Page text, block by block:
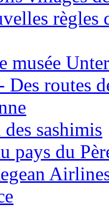
règles
musée
routes
sashimis
pays du